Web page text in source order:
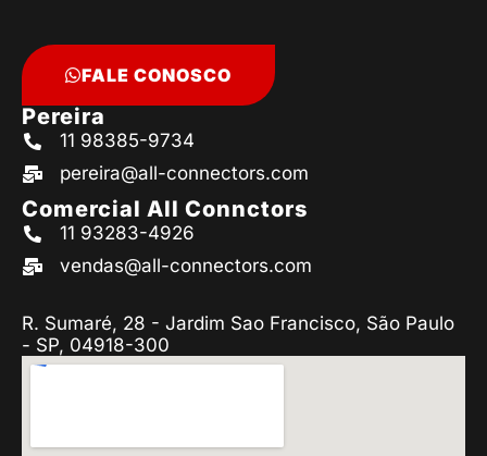
FALE CONOSCO
Pereira
11 98385-9734
pereira@all-connectors.com
Comercial All Connctors
11 93283-4926
vendas@all-connectors.com
R. Sumaré, 28 - Jardim Sao Francisco, São Paulo
- SP, 04918-300